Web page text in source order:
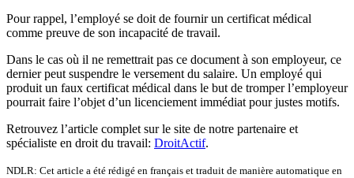
Pour rappel, l’employé se doit de fournir un certificat médical
comme preuve de son incapacité de travail.
Dans le cas où il ne remettrait pas ce document à son employeur, ce
dernier peut suspendre le versement du salaire. Un employé qui
produit un faux certificat médical dans le but de tromper l’employeur
pourrait faire l’objet d’un licenciement immédiat pour justes motifs.
Retrouvez l’article complet sur le site de notre partenaire et
spécialiste en droit du travail: DroitActif.
NDLR: Cet article a été rédigé en français et traduit de manière automatique en